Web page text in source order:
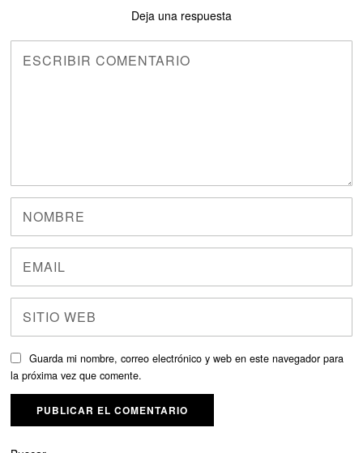
Deja una respuesta
Guarda mi nombre, correo electrónico y web en este navegador para
la próxima vez que comente.